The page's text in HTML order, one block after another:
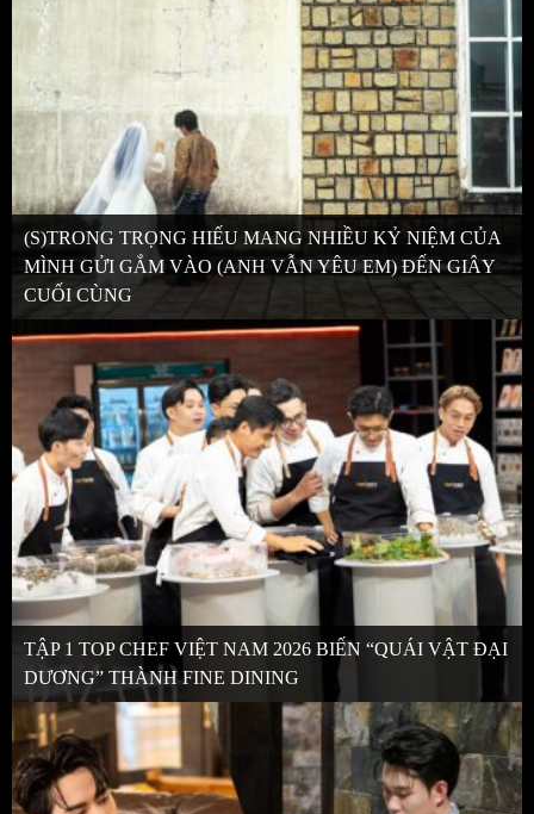
(S)TRONG TRỌNG HIẾU MANG NHIỀU KỶ NIỆM CỦA
MÌNH GỬI GẮM VÀO (ANH VẪN YÊU EM) ĐẾN GIÂY
CUỐI CÙNG
TẬP 1 TOP CHEF VIỆT NAM 2026 BIẾN “QUÁI VẬT ĐẠI
DƯƠNG” THÀNH FINE DINING